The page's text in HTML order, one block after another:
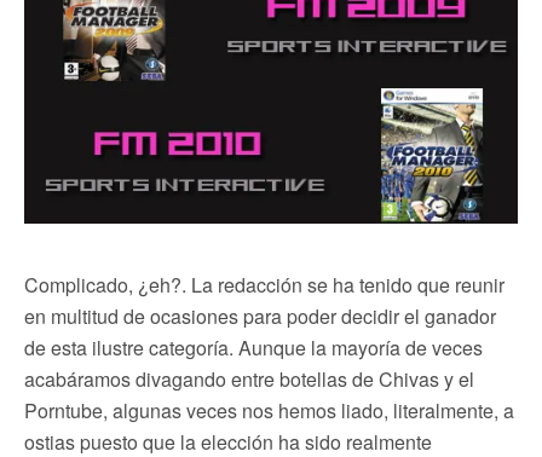
Complicado, ¿eh?. La redacción se ha tenido que reunir
en multitud de ocasiones para poder decidir el ganador
de esta ilustre categoría. Aunque la mayoría de veces
acabáramos divagando entre botellas de Chivas y el
Porntube, algunas veces nos hemos liado, literalmente, a
ostias puesto que la elección ha sido realmente